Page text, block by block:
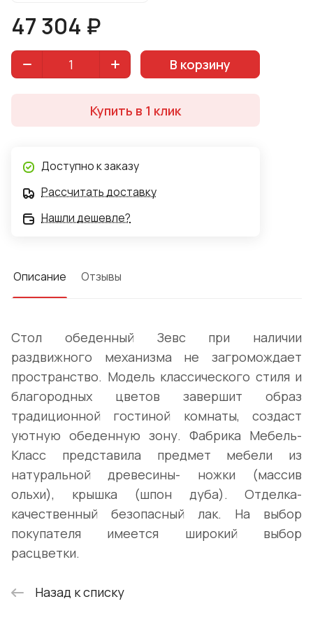
47 304 ₽
В корзину
Купить в 1 клик
Доступно к заказу
Рассчитать доставку
Нашли дешевле?
Описание Отзывы
Стол обеденный Зевс при наличии
раздвижного механизма не загромождает
пространство. Модель классического стиля и
благородных цветов завершит образ
традиционной гостиной комнаты, создаст
уютную обеденную зону. Фабрика Мебель-
Класс представила предмет мебели из
натуральной древесины- ножки (массив
ольхи), крышка (шпон дуба). Отделка-
качественный безопасный лак. На выбор
покупателя имеется широкий выбор
расцветки.
Назад к списку